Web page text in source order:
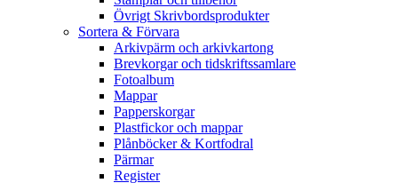
Övrigt Skrivbordsprodukter
Sortera & Förvara
Arkivpärm och arkivkartong
Brevkorgar och tidskriftssamlare
Fotoalbum
Mappar
Papperskorgar
Plastfickor och mappar
Plånböcker & Kortfodral
Pärmar
Register